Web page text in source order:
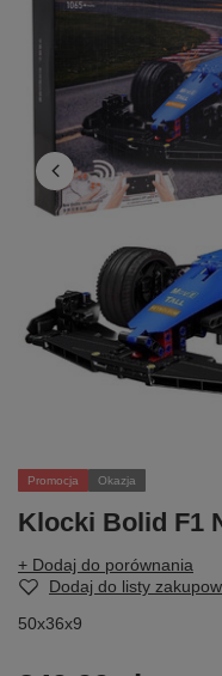
Promocja Okazja
Klocki Bolid F1
+ Dodaj do porównania
Dodaj do listy
50x36x9